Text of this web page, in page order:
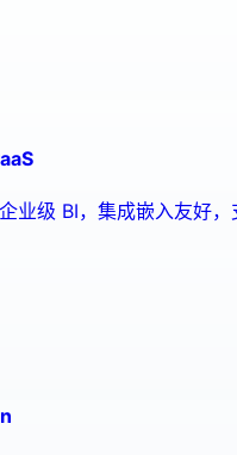
业级 BI，集成嵌入友好